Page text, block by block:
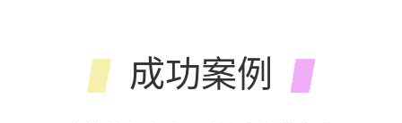
成功案例